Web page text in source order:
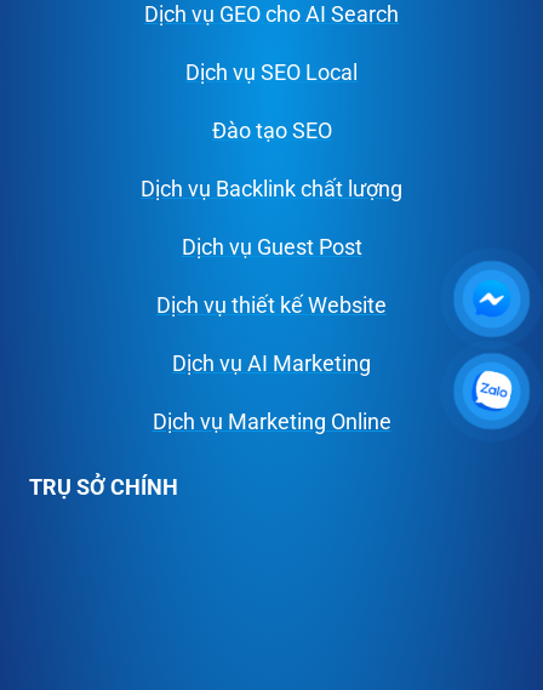
Dịch vụ GEO cho AI Search
Dịch vụ SEO Local
Đào tạo SEO
Dịch vụ Backlink chất lượng
Dịch vụ Guest Post
Dịch vụ thiết kế Website
Dịch vụ AI Marketing
Dịch vụ Marketing Online
TRỤ SỞ CHÍNH